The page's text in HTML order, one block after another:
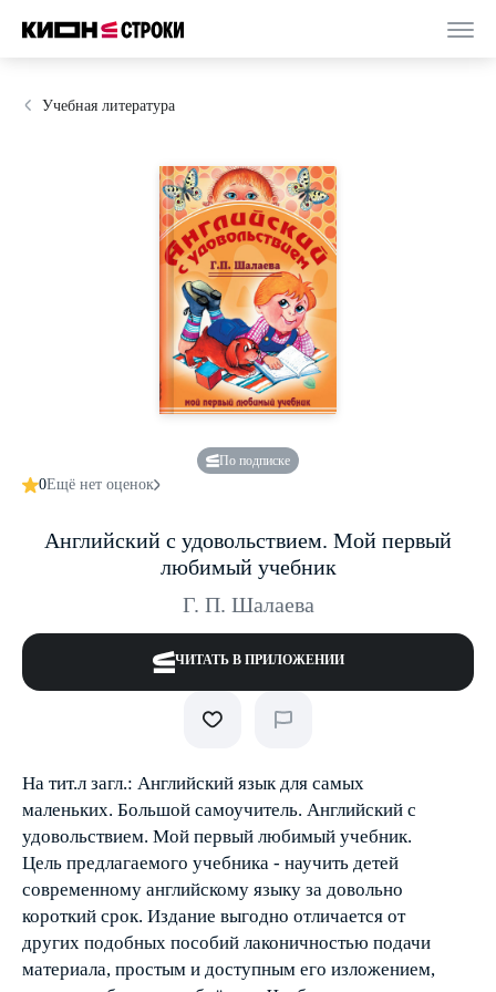
Учебная литература
По подписке
0Ещё нет оценок
Английский с удовольствием. Мой первый
любимый учебник
Г. П. Шалаева
ЧИТАТЬ В ПРИЛОЖЕНИИ
На тит.л загл.: Английский язык для самых
маленьких. Большой самоучитель. Английский с
удовольствием. Мой первый любимый учебник.
Цель предлагаемого учебника - научить детей
современному английскому языку за довольно
короткий срок. Издание выгодно отличается от
других подобных пособий лаконичностью подачи
материала, простым и доступным его изложением,